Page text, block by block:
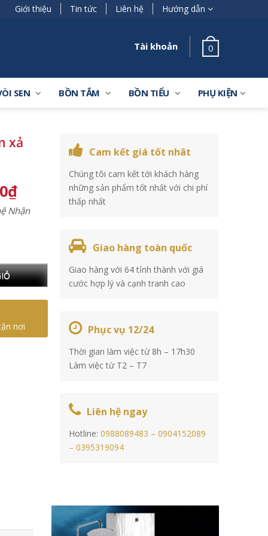
Giới thiệu Tin tức Liên hệ Hướng dẫn
Tài khoản 0
SEN BỒN TẮM BỒN TIỂU PHỤ KIỆN
xả
₫
Nhận
nơi
Cam kết giá tốt nhât
Chúng tôi cam kết tới khách hàng
những sản phẩm tốt nhất với chi phí
thấp nhất
Giao hàng toàn quốc
Giao hàng với 64 tỉnh thành với giá
cước hợp lý và cạnh tranh cao
Phục vụ 12/24
Thời gian làm việc từ 8h – 17h30
Làm việc từ T2 – T7
Liên hệ ngay
Hotline: 0988089483 – 0904152089
– 0395319094